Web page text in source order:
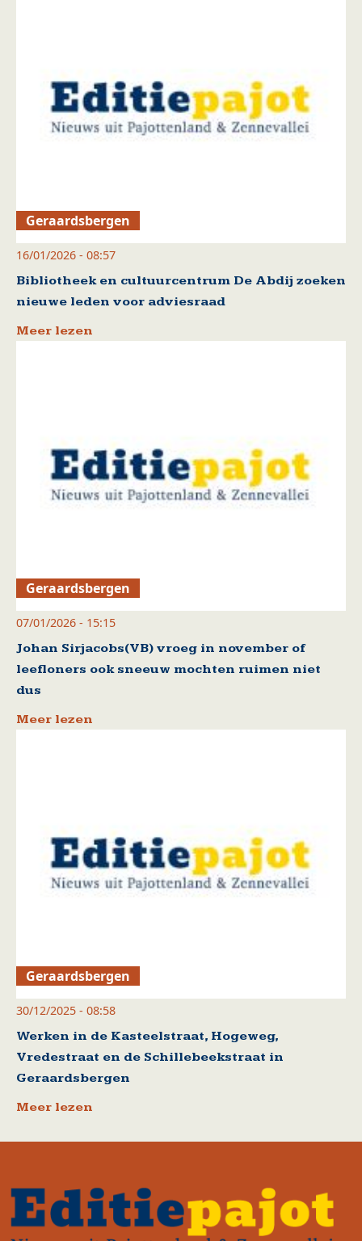
Geraardsbergen
16/01/2026 - 08:57
Bibliotheek en cultuurcentrum De Abdij zoeken
nieuwe leden voor adviesraad
Meer lezen
Geraardsbergen
07/01/2026 - 15:15
Johan Sirjacobs(VB) vroeg in november of
leefloners ook sneeuw mochten ruimen niet
dus
Meer lezen
Geraardsbergen
30/12/2025 - 08:58
Werken in de Kasteelstraat, Hogeweg,
Vredestraat en de Schillebeekstraat in
Geraardsbergen
Meer lezen